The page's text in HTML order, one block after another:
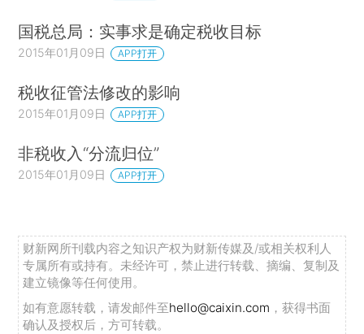
国税总局：实事求是确定税收目标
2015年01月09日 APP打开
税收征管法修改的影响
2015年01月09日 APP打开
非税收入“分流归位”
2015年01月09日 APP打开
财新网所刊载内容之知识产权为财新传媒及/或相关权利人
专属所有或持有。未经许可，禁止进行转载、摘编、复制及
建立镜像等任何使用。
如有意愿转载，请发邮件至hello@caixin.com ，获得书面
确认及授权后，方可转载。